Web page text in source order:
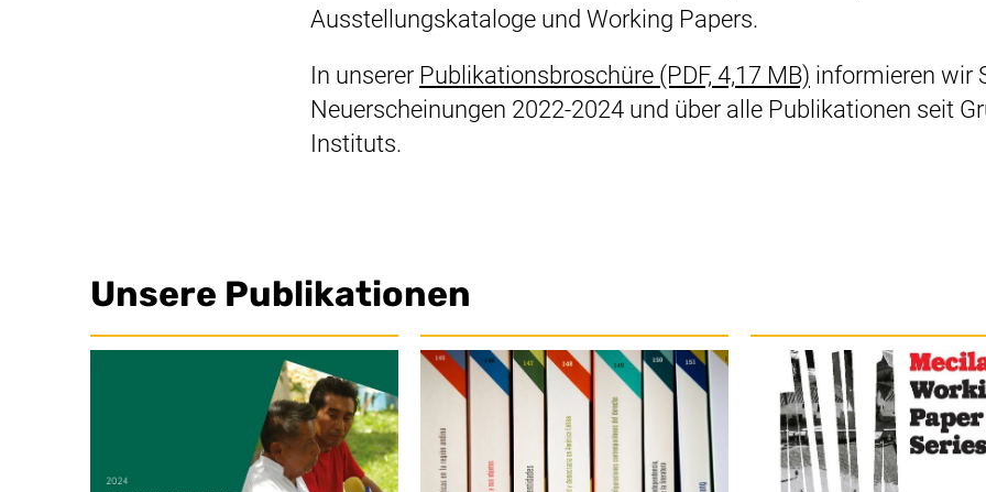
Ausstellungskataloge und Working Papers.
In unserer Publikationsbroschüre (PDF, 4,17 MB) (öffnet neues
informieren wir
Neuerscheinungen 2022-2024 und über alle Publikationen seit
Instituts.
Unsere Publikationen